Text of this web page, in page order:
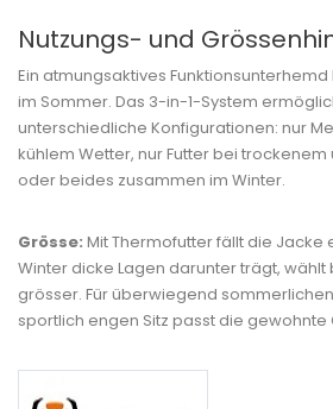
Nutzungs- und
Ein atmungsaktives
im Sommer. Das 3-in-1-System
unterschiedliche Konfigurationen: nur
kühlem Wetter, nur Futter bei
oder beides zusammen im Winter.
Grösse: Mit Thermofutter fällt die Jacke
Winter dicke Lagen darunter trägt, wählt
grösser. Für überwiegend
sportlich engen Sitz passt die gewohnte